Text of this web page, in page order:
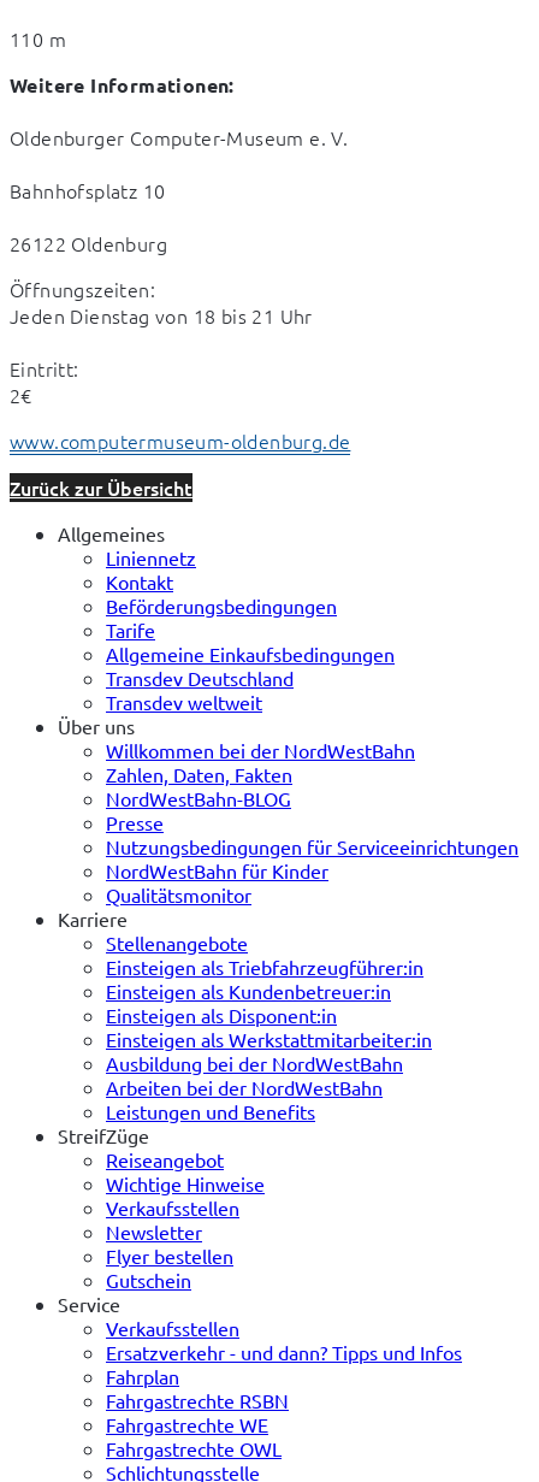
110 m
Weitere Informationen:
Oldenburger Computer-Museum e. V.
Bahnhofsplatz 10
26122 Oldenburg
Öffnungszeiten:
Jeden Dienstag von 18 bis 21 Uhr
Eintritt:
2€
www.computermuseum-oldenburg.de
Zurück zur Übersicht
Allgemeines
Liniennetz
Kontakt
Beförderungsbedingungen
Tarife
Allgemeine Einkaufsbedingungen
Transdev Deutschland
Transdev weltweit
Über uns
Willkommen bei der NordWestBahn
Zahlen, Daten, Fakten
NordWestBahn-BLOG
Presse
Nutzungsbedingungen für Serviceeinrichtungen
NordWestBahn für Kinder
Qualitätsmonitor
Karriere
Stellenangebote
Einsteigen als Triebfahrzeugführer:in
Einsteigen als Kundenbetreuer:in
Einsteigen als Disponent:in
Einsteigen als Werkstattmitarbeiter:in
Ausbildung bei der NordWestBahn
Arbeiten bei der NordWestBahn
Leistungen und Benefits
StreifZüge
Reiseangebot
Wichtige Hinweise
Verkaufsstellen
Newsletter
Flyer bestellen
Gutschein
Service
Verkaufsstellen
Ersatzverkehr - und dann? Tipps und Infos
Fahrplan
Fahrgastrechte RSBN
Fahrgastrechte WE
Fahrgastrechte OWL
Schlichtungsstelle